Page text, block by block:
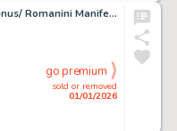
Disegno originale Magnus/ Romanini Manifesto pubblicitario Gexa, anni 80
sold or removed
01/01/2026
go premium